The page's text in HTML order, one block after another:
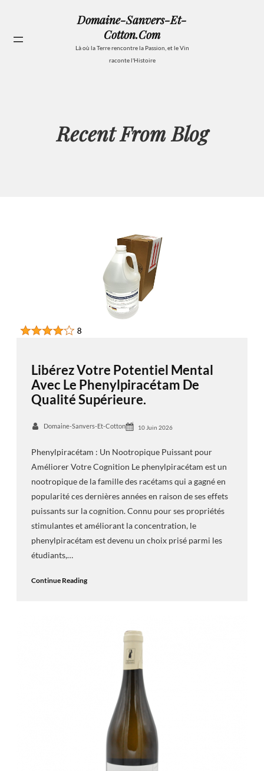
contenu
Domaine-Sanvers-Et-
Cotton.com
Là où la Terre rencontre la Passion, et le Vin
raconte l'Histoire
Recent From Blog
Libérez Votre Potentiel Mental
Avec Le Phenylpiracétam De
Qualité Supérieure.
Domaine-Sanvers-Et-Cotton 10 Juin 2026
Phenylpiracétam : Un Nootropique Puissant pour
Améliorer Votre Cognition Le phenylpiracétam est un
nootropique de la famille des racétams qui a gagné en
popularité ces dernières années en raison de ses effets
puissants sur la cognition. Connu pour ses propriétés
stimulantes et améliorant la concentration, le
phenylpiracétam est devenu un choix prisé parmi les
étudiants,…
Continue Reading